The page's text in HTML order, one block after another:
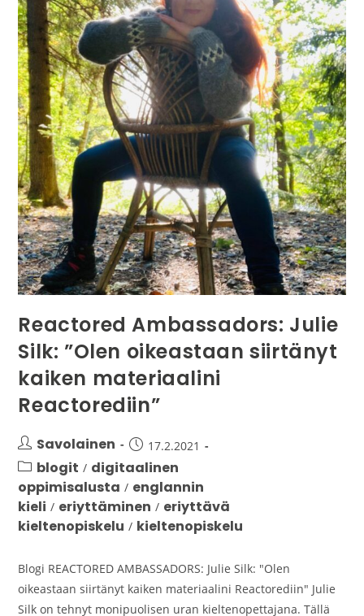
Reactored Ambassadors: Julie
Silk: ”Olen oikeastaan siirtänyt
kaiken materiaalini
Reactorediin”
Savolainen 17.2.2021
blogit / digitaalinen
oppimisalusta / englannin
kieli / eriyttäminen / eriyttävä
kieltenopiskelu / kieltenopiskelu
Blogi REACTORED AMBASSADORS: Julie Silk: "Olen
oikeastaan siirtänyt kaiken materiaalini Reactorediin" Julie
Silk on tehnyt monipuolisen uran kieltenopettajana. Tällä